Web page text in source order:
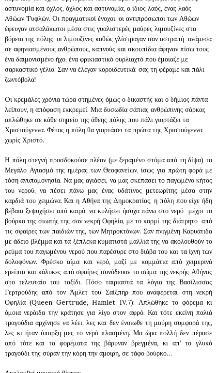
αστυνομία και όχλος, όχλος και αστυνομία, ο ίδιος λαός, ένας λαός
Aθώων Tυφλών. Oι πραγματικοί ένοχοι, οι αντιπρόσωποι των Αθώων
έφευγαν ατσαλάκωτοι μέσα στις γυαλιστερές μαύρες λιμουζίνες στα
βόρεια της πόλης, οι λιμουζίνες καθώς γλίστραγαν σαν αστραπή ανάμεσα
σε αφηνιασμένους ανθρώπους, καπνούς και σκουπίδια άφηναν πίσω τους
ένα δαιμονισμένο ήχο, ένα φρικιαστικό ουρλιαχτό που έμοιαζε με
σαρκαστικό γέλιο. Σαν να έλεγαν κοροιδευτικά: σας τη φέραμε και πάλι
ζωντόβολα!
Oι κρεμάλες χρόνια τώρα στημένες όμως ο δικαστής και ο δήμιος πάντα
λείπουν, η απόφαση εκκρεμεί. Μια δυσωδία σάπιας ανθρώπινης σάρκας
απλώθηκε σε κάθε σημείο της άθεης πόλης που πάλι γιορτάζει τα
Χριστούγεννα. Φέτος η πόλη θα γιορτάσει τα πρώτα της Χριστούγεννα
χωρίς Χριστό.
Η πόλη στεγνή προσδοκούσε πλέον (με ξεραμένο στόμα από τη δίψα) το
Μεγάλο Αγιασμό της ημέρας των Θεοφανείων, ίσως για πρώτη φορά με
τόση ανυπομονησία. Να μας αγιάσει, να μας σκεπάσει το παγωμένο κήτος
του νερού, να πέσει πάνω μας ένας υδάτινος μετεωρίτης μέσα στην
καρδιά του χειμώνα. Και η Αθήνα της Δημοκρατίας, η πόλη που είχε ήδη
βέβαια ξεψυχήσει από καιρό, να κυλήσει ήσυχα πάνω στο νερό μέχρι το
βούρκο της σιωπής της σαν νεκρή Οφηλία, με το κορμί της διάτρητο από
τις σφαίρες των παιδιών της, των Μητροκτόνων. Σαν πνιγμένη Καρυάτιδα
με άδειο βλέμμα και τα ξέπλεκα κυματιστά μαλλιά της να ακολουθούν το
ρεύμα του παγωμένου νερού που παρέσυρε στο διάβα του και τα ίχνη των
δολοφόνων. Φρέσκο αίμα και νερό, μαζί με κομμάτια από χειμερινά
ερείπια και κάλυκες από σφαίρες συνόδευαν το σώμα της νεκρής Αθήνας
στο τελευταίο του ταξίδι. Πόσο ταιριαστά τα λόγια της Βασίλισσας
Γερτρούδης από τον Άμλετ του Σαίξπηρ που αναφέρεται στη νεκρή
Οφηλία (Queen Gertrude, Hamlet IV.7): Απλώθηκε το φόρεμα κι
όμοια νεράιδα την κράτησε για λίγο στον αφρό. Και τότε εκείνη παλιά
τραγούδια αρχίνησε να λέει, λες και δεν ένοιωθε τη μαύρη συμφορά της,
λες κι ήταν ύπαρξη μες το νερό πλασμένη. Μα ώρα πολλή δεν πέρασε
από τότε και τα φορέματα της βάρυναν βρεγμένα, κι απ’ το γλυκό
τραγούδι της σύραν την κόρη την άμοιρη, σε τάφο βούρκο…